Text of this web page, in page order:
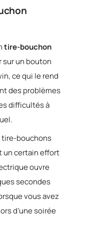
tire-bouchon
sur un bouton
ce qui le rend
des problèmes
difficultés à
tire-bouchons
un certain effort
ouvre
secondes
vous avez
d’une soirée